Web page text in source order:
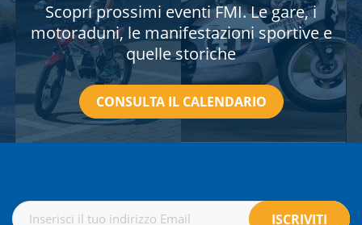
Scopri prossimi eventi FMI. Le gare, i
motoraduni, le manifestazioni sportive e
quelle storiche
CONSULTA IL CALENDARIO